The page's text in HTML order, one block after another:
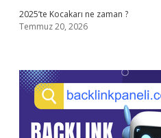
2025’te Kocakarı ne zaman ?
Temmuz 20, 2026